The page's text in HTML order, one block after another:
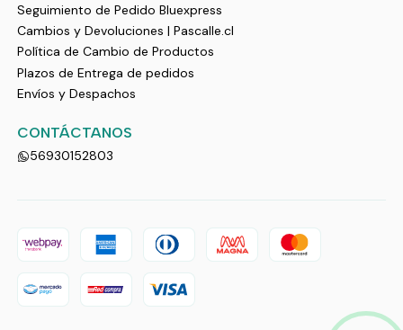
Seguimiento de Pedido Bluexpress
Cambios y Devoluciones | Pascalle.cl
Política de Cambio de Productos
Plazos de Entrega de pedidos
Envíos y Despachos
CONTÁCTANOS
56930152803